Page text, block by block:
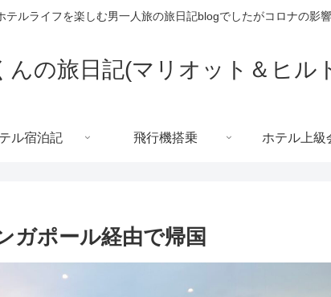
テルライフを楽しむ男一人旅の旅日記blogでしたがコロナの影
んの旅日記(マリオット＆ヒル
ル宿泊記 飛行機搭乗 ホテル上級
ガポール経由で帰国